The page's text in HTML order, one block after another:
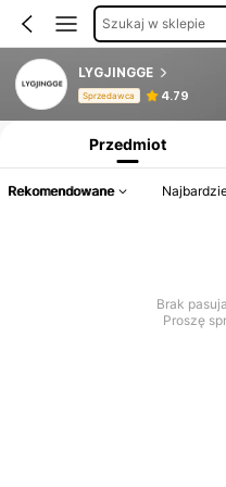
Szukaj w sklepie
LYGJINGGE
Sprzedawca 4.79
Przedmiot
Rekomendowane
Brak
Proszę